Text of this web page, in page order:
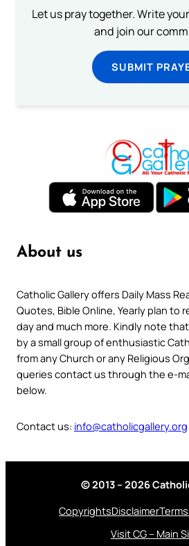
Let us pray together. Write
and join our
SUBMIT
About us
Catholic Gallery offers Daily Mass
Quotes, Bible Online, Yearly plan to
day and much more. Kindly note
by a small group of enthusiastic
from any Church or any Religious
queries contact us through the e-
below.
Contact us: info@catholicgallery.org
© 2013 – 2026
CopyrightsDisclaimerTerms
Visit CG – Main